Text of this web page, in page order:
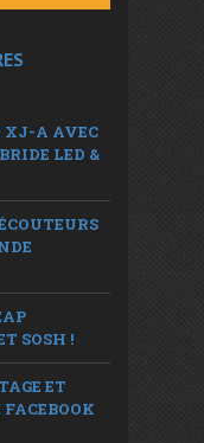
XJ-A AVEC
LED &
SOSH !
ET